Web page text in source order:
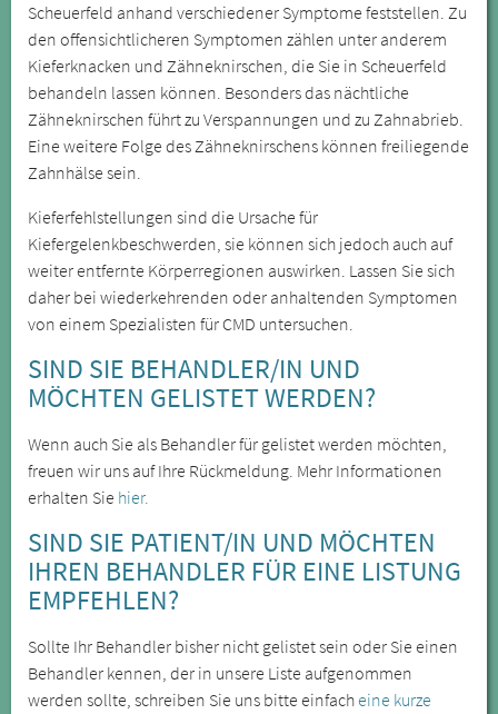
Scheuerfeld anhand verschiedener Symptome feststellen. Zu
den offensichtlicheren Symptomen zählen unter anderem
Kieferknacken und Zähneknirschen, die Sie in Scheuerfeld
behandeln lassen können. Besonders das nächtliche
Zähneknirschen führt zu Verspannungen und zu Zahnabrieb.
Eine weitere Folge des Zähneknirschens können freiliegende
Zahnhälse sein.
Kieferfehlstellungen sind die Ursache für
Kiefergelenkbeschwerden, sie können sich jedoch auch auf
weiter entfernte Körperregionen auswirken. Lassen Sie sich
daher bei wiederkehrenden oder anhaltenden Symptomen
von einem Spezialisten für CMD untersuchen.
SIND SIE BEHANDLER/IN UND
MÖCHTEN GELISTET WERDEN?
Wenn auch Sie als Behandler für gelistet werden möchten,
freuen wir uns auf Ihre Rückmeldung. Mehr Informationen
erhalten Sie hier.
SIND SIE PATIENT/IN UND MÖCHTEN
IHREN BEHANDLER FÜR EINE LISTUNG
EMPFEHLEN?
Sollte Ihr Behandler bisher nicht gelistet sein oder Sie einen
Behandler kennen, der in unsere Liste aufgenommen
werden sollte, schreiben Sie uns bitte einfacheine kurze